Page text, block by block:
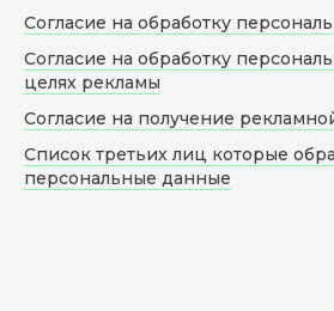
Согласие на обработку
Согласие на обработку
целях рекламы
Согласие на получение
Список третьих лиц которые
персональные данные